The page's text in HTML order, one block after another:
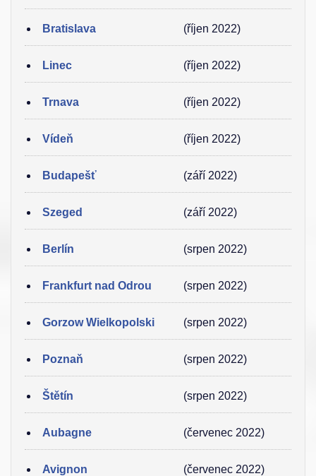
Bratislava (říjen 2022)
Linec (říjen 2022)
Trnava (říjen 2022)
Vídeň (říjen 2022)
Budapešť (září 2022)
Szeged (září 2022)
Berlín (srpen 2022)
Frankfurt nad Odrou (srpen 2022)
Gorzow Wielkopolski (srpen 2022)
Poznaň (srpen 2022)
Štětín (srpen 2022)
Aubagne (červenec 2022)
Avignon (červenec 2022)